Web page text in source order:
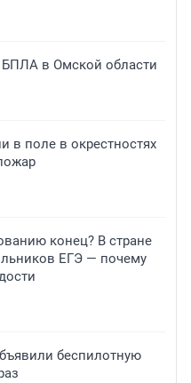
БПЛА в Омской области
в поле в окрестностях
конец? В стране
ЕГЭ — почему
беспилотную